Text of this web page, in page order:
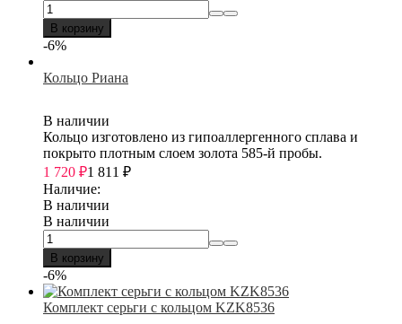
В корзину
-6%
Кольцо Риана
В наличии
Кольцо изготовлено из гипоаллергенного сплава и
покрыто плотным слоем золота 585-й пробы.
1 720 ₽1 811 ₽
Наличие:
В наличии
В наличии
В корзину
-6%
Комплект серьги с кольцом KZK8536